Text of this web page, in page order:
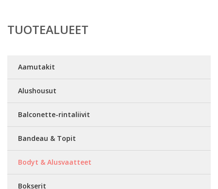
TUOTEALUEET
Aamutakit
Alushousut
Balconette-rintaliivit
Bandeau & Topit
Bodyt & Alusvaatteet
Bokserit